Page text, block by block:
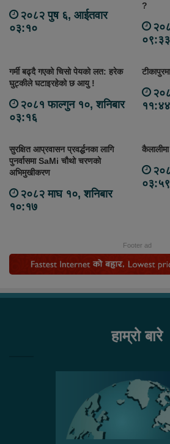
२०८२ पुष ६, आईतवार
०३:१०
?
०९:३३
गर्मी बढ्दै गएको चिसो पेयको लत: हरेक
घुट्कीले घटाइरहेको छ आयु !
२०८१ फाल्गुन १०, शनिबार
०३:१६
११:४४
सुरक्षित आप्रवासन प्रवर्द्धनका लागि
पुनर्वासमा SaMi चौथो चरणको
अभिमुखीकरण
२०८२ माघ १०, शनिबार
१०:१७
०३:५९
Footer ad
हाम्रो बारे